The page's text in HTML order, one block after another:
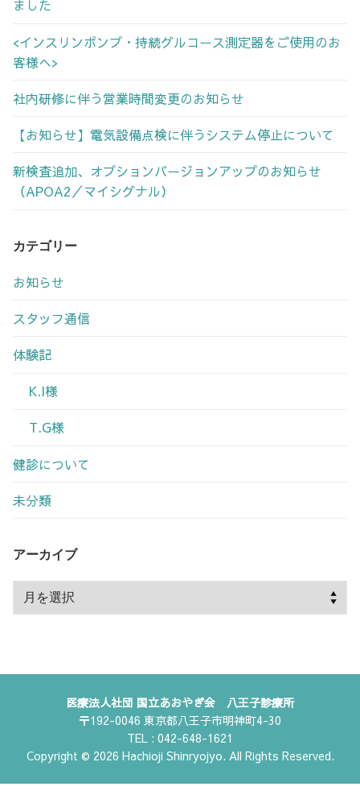
ました
<インスリンポンプ・持続グルコース測定器をご使用のお
客様へ>
社内研修に伴う営業時間変更のお知らせ
【お知らせ】電気設備点検に伴うシステム停止について
新検査追加、オプションバージョンアップのお知らせ
（APOA2／マイシグナル）
カテゴリー
お知らせ
スタッフ通信
体験記
K.I様
T.G様
健診について
未分類
アーカイブ
ー
ブ
医療法人社団 国立あおやぎ会 八王子診療所
〒192-0046 東京都八王子市明神町4-30
TEL : 042-648-1621
Copyright © 2026 Hachioji Shinryojyo. All Rights Reserved.